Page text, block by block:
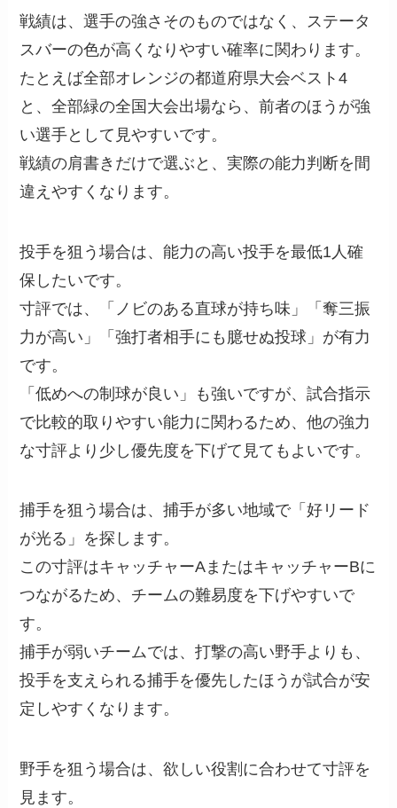
戦績は、選手の強さそのものではなく、ステータ
スバーの色が高くなりやすい確率に関わります。
たとえば全部オレンジの都道府県大会ベスト4
と、全部緑の全国大会出場なら、前者のほうが強
い選手として見やすいです。
戦績の肩書きだけで選ぶと、実際の能力判断を間
違えやすくなります。
投手を狙う場合は、能力の高い投手を最低1人確
保したいです。
寸評では、「ノビのある直球が持ち味」「奪三振
力が高い」「強打者相手にも臆せぬ投球」が有力
です。
「低めへの制球が良い」も強いですが、試合指示
で比較的取りやすい能力に関わるため、他の強力
な寸評より少し優先度を下げて見てもよいです。
捕手を狙う場合は、捕手が多い地域で「好リード
が光る」を探します。
この寸評はキャッチャーAまたはキャッチャーBに
つながるため、チームの難易度を下げやすいで
す。
捕手が弱いチームでは、打撃の高い野手よりも、
投手を支えられる捕手を優先したほうが試合が安
定しやすくなります。
野手を狙う場合は、欲しい役割に合わせて寸評を
見ます。